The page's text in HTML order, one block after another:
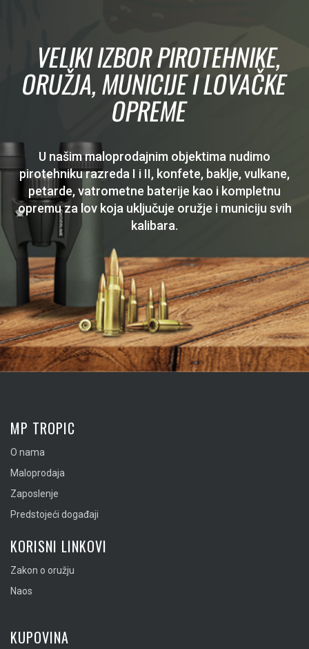
VELIKI IZBOR PIROTEHNIKE,
ORUŽJA, MUNICIJE I LOVAČKE
OPREME
U našim maloprodajnim objektima nudimo
pirotehniku razreda I i II, konfete, baklje, vulkane,
petarde, vatrometne baterije kao i kompletnu
opremu za lov koja uključuje oružje i municiju svih
kalibara.
MP TROPIC
O nama
Maloprodaja
Zaposlenje
Predstojeći događaji
KORISNI LINKOVI
Zakon o oružju
Naos
KUPOVINA